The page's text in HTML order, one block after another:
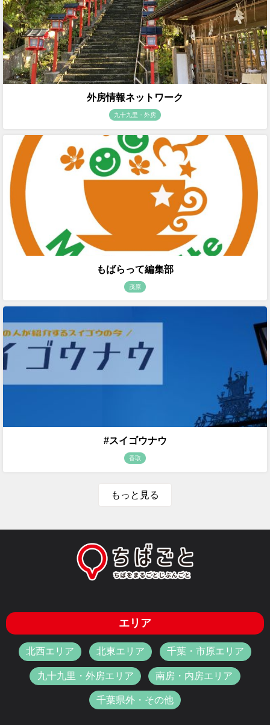
外房情報ネットワーク
九十九里・外房
もばらって編集部
茂原
#スイゴウナウ
香取
もっと見る
エリア
北西エリア 北東エリア 千葉・市原エリア
九十九里・外房エリア 南房・内房エリア
千葉県外・その他